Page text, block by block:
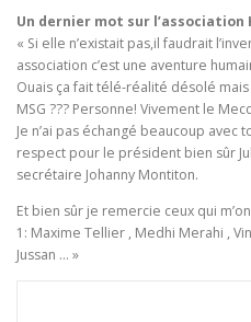
Un dernier mot sur l’association
« Si elle n’existait pas,il faudrait
association c’est une aventure
Ouais ça fait télé-réalité désolé
MSG ??? Personne! Vivement le
Je n’ai pas échangé beaucoup avec
respect pour le président bien sûr
secrétaire Johanny Montiton.
Et bien sûr je remercie ceux qui
1: Maxime Tellier , Medhi Merahi ,
Jussan … »